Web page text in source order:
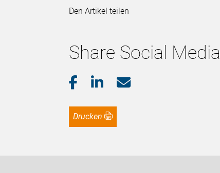
Den Artikel teilen
Share Social Media
Drucken